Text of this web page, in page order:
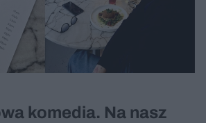
komedia. Na nasz